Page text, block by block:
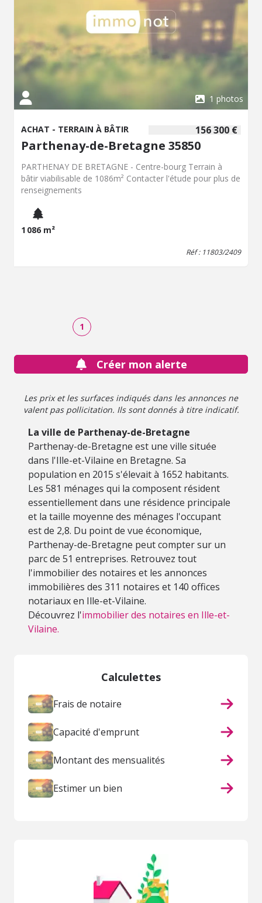
1 photos
156 300 €
ACHAT - TERRAIN À BÂTIR
Parthenay-de-Bretagne 35850
PARTHENAY DE BRETAGNE - Centre-bourg Terrain à
bâtir viabilisable de 1086m² Contacter l'étude pour plus de
renseignements
1 086 m²
Réf : 11803/2409
1
Créer mon alerte
Les prix et les surfaces indiqués dans les annonces ne
valent pas pollicitation. Ils sont donnés à titre indicatif.
La ville de Parthenay-de-Bretagne
Parthenay-de-Bretagne est une ville située
dans l'Ille-et-Vilaine en Bretagne. Sa
population en 2015 s'élevait à 1652 habitants.
Les 581 ménages qui la composent résident
essentiellement dans une résidence principale
et la taille moyenne des ménages l'occupant
est de 2,8. Du point de vue économique,
Parthenay-de-Bretagne peut compter sur un
parc de 51 entreprises. Retrouvez tout
l'immobilier des notaires et les annonces
immobilières des 311 notaires et 140 offices
notariaux en Ille-et-Vilaine.
Découvrez l'immobilier des notaires en Ille-et-
Vilaine.
Calculettes
Frais de notaire
Capacité d'emprunt
Montant des mensualités
Estimer un bien